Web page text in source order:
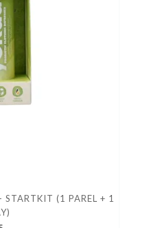
STARTKIT (1 PAREL + 1